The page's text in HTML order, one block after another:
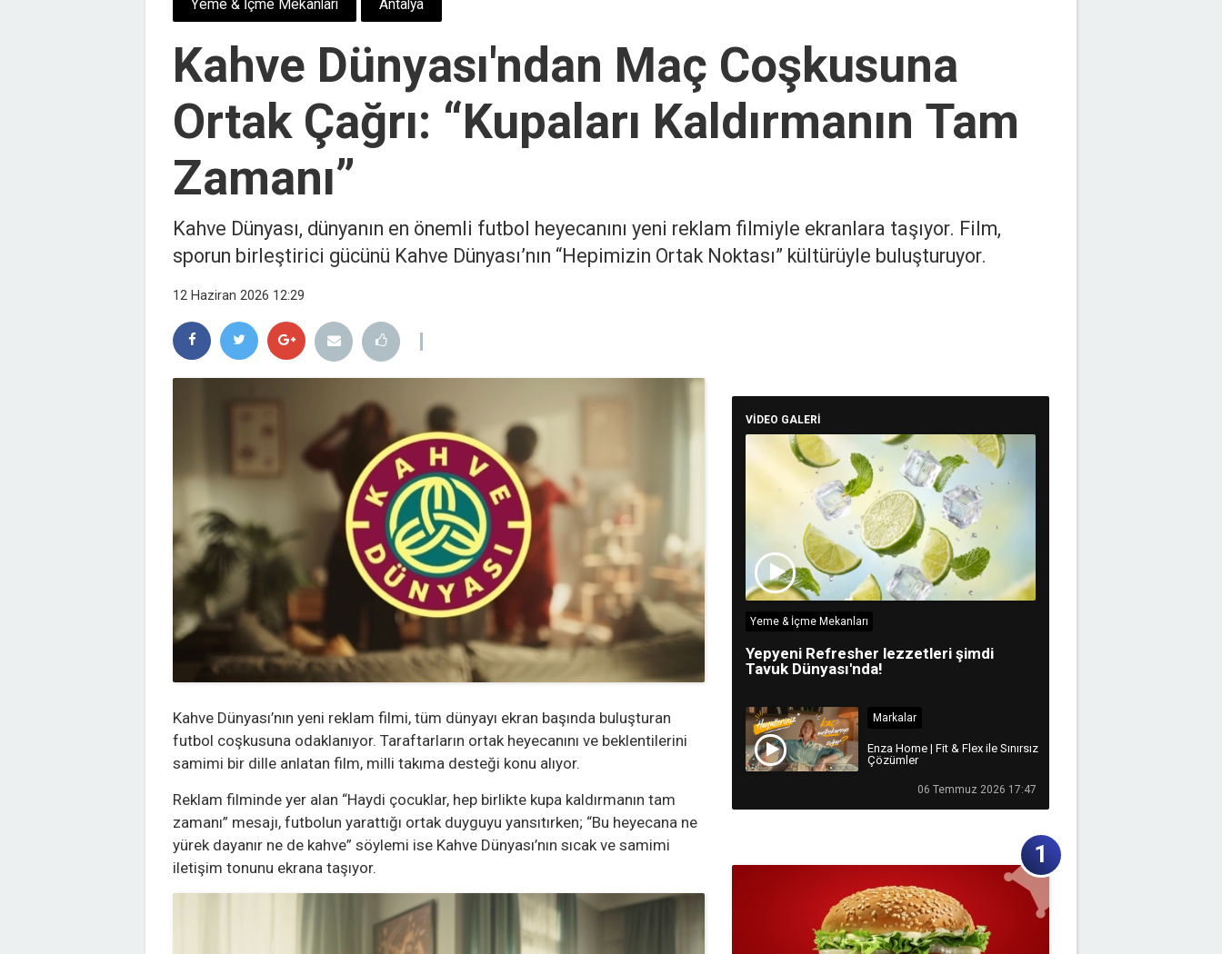
Yeme & İçme Mekanları Antalya
Kahve Dünyası'ndan Maç Coşkusuna
Ortak Çağrı: “Kupaları Kaldırmanın Tam
Zamanı”
Kahve Dünyası, dünyanın en önemli futbol heyecanını yeni reklam filmiyle ekranlara taşıyor. Film,
sporun birleştirici gücünü Kahve Dünyası’nın “Hepimizin Ortak Noktası” kültürüyle buluşturuyor.
12 Haziran 2026 12:29
Kahve Dünyası’nın yeni reklam filmi, tüm dünyayı ekran başında buluşturan
futbol coşkusuna odaklanıyor. Taraftarların ortak heyecanını ve beklentilerini
samimi bir dille anlatan film, milli takıma desteği konu alıyor.
Reklam filminde yer alan “Haydi çocuklar, hep birlikte kupa kaldırmanın tam
zamanı” mesajı, futbolun yarattığı ortak duyguyu yansıtırken; “Bu heyecana ne
yürek dayanır ne de kahve” söylemi ise Kahve Dünyası’nın sıcak ve samimi
iletişim tonunu ekrana taşıyor.
VİDEO GALERİ
Yeme & İçme Mekanları
Yepyeni Refresher lezzetleri şimdi
Tavuk Dünyası'nda!
Markalar
Enza Home | Fit & Flex ile Sınırsız
Çözümler
06 Temmuz 2026 17:47